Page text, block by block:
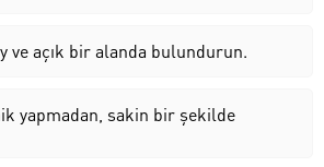
ve açık bir alanda bulundurun.
yapmadan, sakin bir şekilde